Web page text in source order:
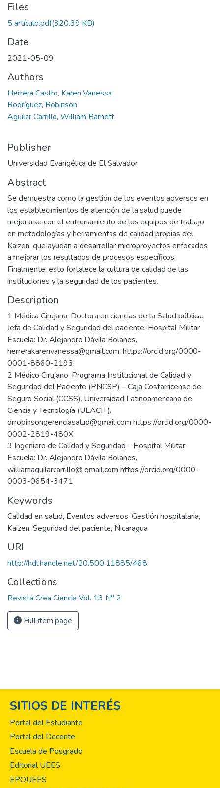
Files
5 artículo.pdf(320.39 KB)
Date
2021-05-09
Authors
Herrera Castro, Karen Vanessa
Rodríguez, Robinson
Aguilar Carrillo, William Barnett
Publisher
Universidad Evangélica de El Salvador
Abstract
Se demuestra como la gestión de los eventos adversos en
los establecimientos de atención de la salud puede
mejorarse con el entrenamiento de los equipos de trabajo
en metodologías y herramientas de calidad propias del
Kaizen, que ayudan a desarrollar microproyectos enfocados
a mejorar los resultados de procesos específicos.
Finalmente, esto fortalece la cultura de calidad de las
instituciones y la seguridad de los pacientes.
Description
1 Médica Cirujana, Doctora en ciencias de la Salud pública.
Jefa de Calidad y Seguridad del paciente-Hospital Militar
Escuela: Dr. Alejandro Dávila Bolaños.
herrerakarenvanessa@gmail.com. https://orcid.org/0000-
0001-8860-2193.
2 Médico Cirujano. Programa Institucional de Calidad y
Seguridad del Paciente (PNCSP) – Caja Costarricense de
Seguro Social (CCSS). Universidad Latinoamericana de
Ciencia y Tecnología (ULACIT).
drrobinsongerenciasalud@gmail.com https://orcid.org/0000-
0002-2819-480X
3 Ingeniero de Calidad y Seguridad - Hospital Militar
Escuela: Dr. Alejandro Dávila Bolaños.
williamaguilarcarrillo@ gmail.com https://orcid.org/0000-
0003-0654-3471
Keywords
Calidad en salud, Eventos adversos, Gestión hospitalaria,
Kaizen, Seguridad del paciente, Nicaragua
URI
http://hdl.handle.net/20.500.11885/468
Collections
Revista Crea Ciencia Vol. 13 N° 2
Full item page
SITIOS DE INTERÉS
Portal del Estudiante
Portal del Docente
Escuela de Posgrado
Editorial UEES
EPOUEES